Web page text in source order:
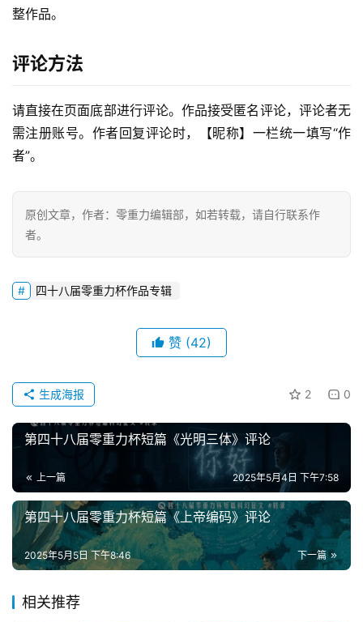
力
幻
征
文
投
稿
文
科
题
幻
小
说
库
整作品。
评论方法
请直接在页面底部进行评论。作品接受匿名评论，评论者无
需注册账号。作者回复评论时，【昵称】一栏统一填写“作
者”。
原创文章，作者：零重力编辑部，如若转载，请自行联系作
者。
四十八届零重力杯作品专辑
赞 (42)
2 0
生成海报
第四十八届零重力杯短篇《光明三体》评论
上一篇 2025年5月4日 下午7:58
第四十八届零重力杯短篇《上帝编码》评论
下一篇
2025年5月5日 下午8:46
相关推荐